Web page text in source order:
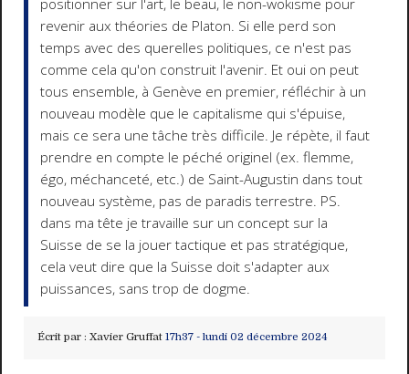
positionner sur l'art, le beau, le non-wokisme pour
revenir aux théories de Platon. Si elle perd son
temps avec des querelles politiques, ce n'est pas
comme cela qu'on construit l'avenir. Et oui on peut
tous ensemble, à Genève en premier, réfléchir à un
nouveau modèle que le capitalisme qui s'épuise,
mais ce sera une tâche très difficile. Je répète, il faut
prendre en compte le péché originel (ex. flemme,
égo, méchanceté, etc.) de Saint-Augustin dans tout
nouveau système, pas de paradis terrestre. PS.
dans ma tête je travaille sur un concept sur la
Suisse de se la jouer tactique et pas stratégique,
cela veut dire que la Suisse doit s'adapter aux
puissances, sans trop de dogme.
Écrit par : Xavier Gruffat 17h37- lundi 02 décembre 2024